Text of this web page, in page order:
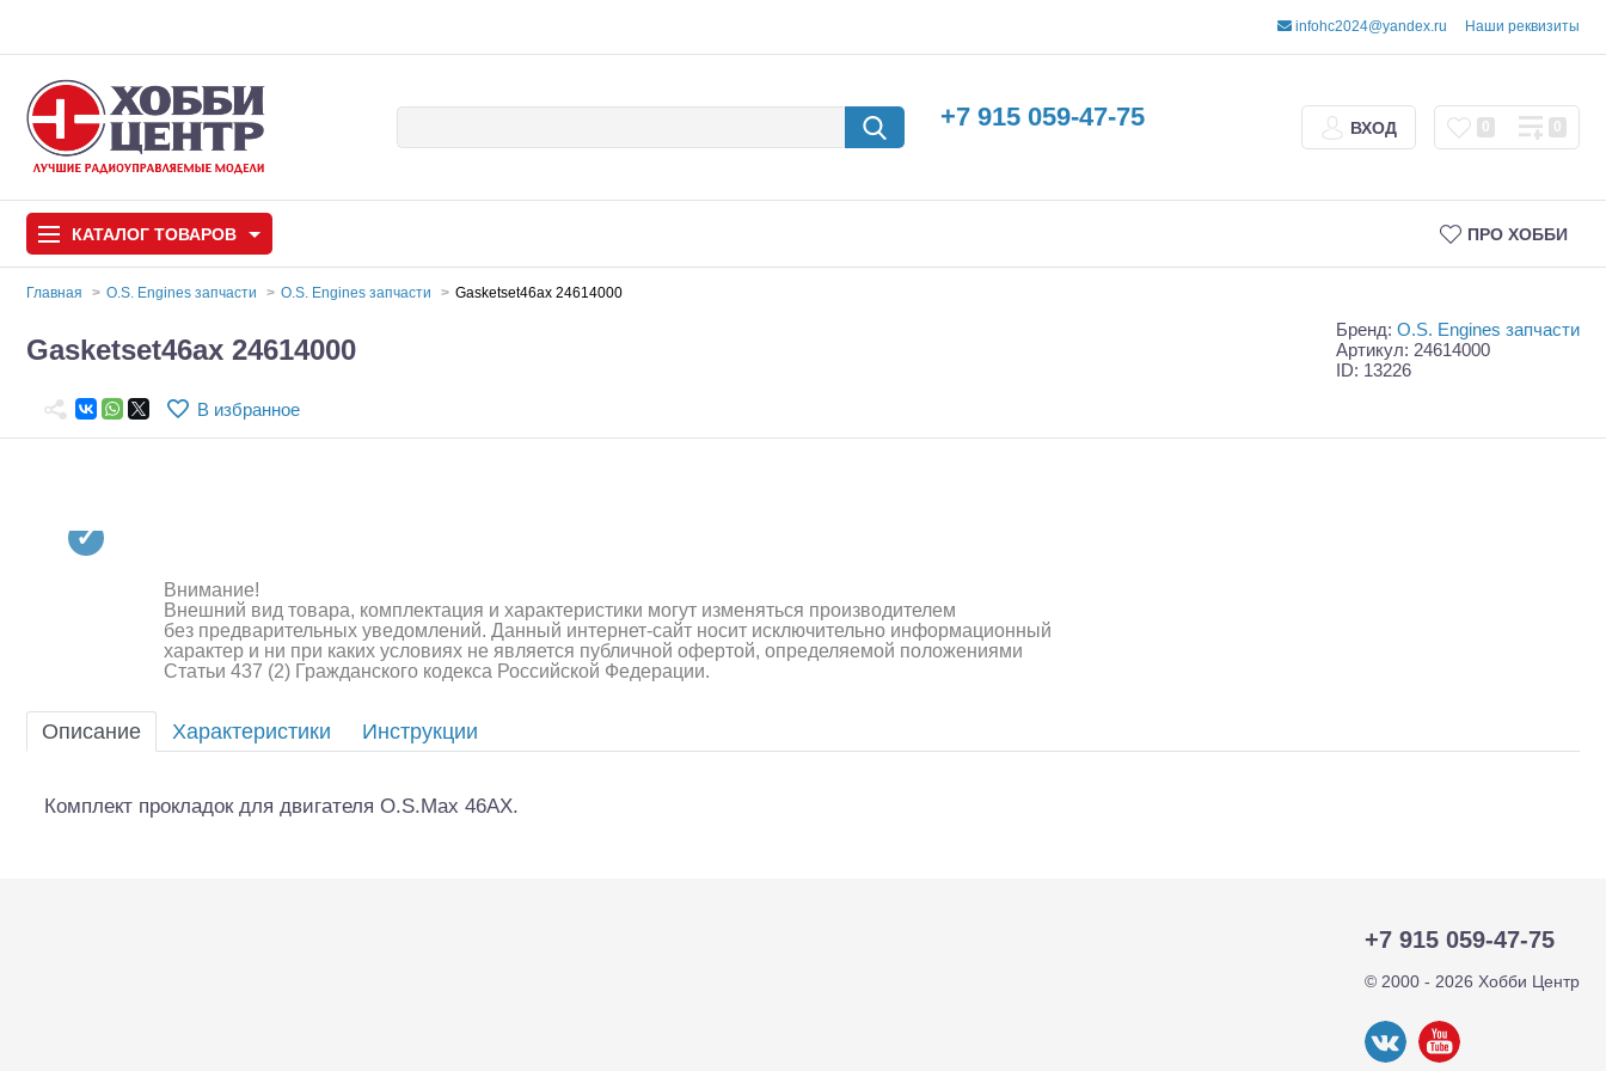
infohc2024@yandex.ru Наши реквизиты
+7 915 059-47-75 ВХОД 0 0
КАТАЛОГ ТОВАРОВ ПРО ХОББИ
Автомодели
Игрушки
Квадрокоптеры
Аккумуляторы и батарейки
питания
Автомодели для сборки
Машины с
Трофи Шорт-корсы
ДВС модели
Главная O.S. Engines запчасти O.S. Engines запчасти Gasketset46ax 24614000
Gasketset46ax 24614000
Бренд: O.S. Engines запчасти
Артикул: 24614000
ID: 13226
В избранное
Внимание!
Внешний вид товара, комплектация и характеристики могут изменяться производителем
без предварительных уведомлений. Данный интернет-сайт носит исключительно информационный
характер и ни при каких условиях не является публичной офертой, определяемой положениями
Статьи 437 (2) Гражданского кодекса Российской Федерации.
Описание Характеристики Инструкции
Комплект прокладок для двигателя O.S.Max 46AX.
+7 915 059-47-75
© 2000 - 2026 Хобби Центр